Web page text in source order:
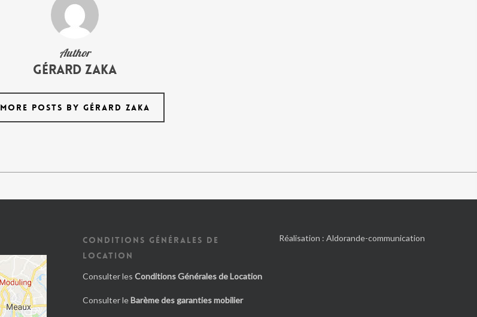
Author
Gérard Zaka
MORE POSTS BY GÉRARD ZAKA
CONDITIONS GÉNÉRALES DE
LOCATION
Consulter les Conditions Générales de Location
Consulter leBarème des garanties mobilier
Réalisation :Aldorande-communication